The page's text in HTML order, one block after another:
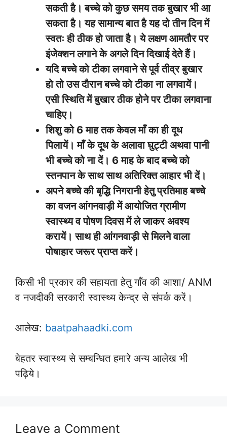
सकती है। बच्चे को कुछ समय तक बुखार भी आ
सकता है। यह सामान्य बात है यह दो तीन दिन में
स्वतः ही ठीक हो जाता है। ये लक्षण आमतौर पर
इंजेक्शन लगाने के अगले दिन दिखाई देते हैं।
यदि बच्चे को टीका लगवाने से पूर्व तीव्र बुखार
हो तो उस दौरान बच्चे को टीका ना लगवायें।
एसी स्थिति में बुखार ठीक होने पर टीका लगवाना
चाहिए।
शिशु को 6 माह तक केवल माँ का ही दूध
पिलायें। माँ के दूध के अलावा घुट्टी अथवा पानी
भी बच्चे को ना दें। 6 माह के बाद बच्चे को
स्तनपान के साथ साथ अतिरिक्त आहार भी दें।
अपने बच्चे की बृद्धि निगरानी हेतु प्रतिमाह बच्चे
का वजन आंगनवाड़ी में आयोजित ग्रामीण
स्वास्थ्य व पोषण दिवस में ले जाकर अवश्य
करायें। साथ ही आंगनवाड़ी से मिलने वाला
पोषाहार जरूर प्राप्त करें।
किसी भी प्रकार की सहायता हेतु गाँव की आशा/ ANM
व नजदीकी सरकारी स्वास्थ्य केन्द्र से संपर्क करें।
आलेख: baatpahaadki.com
बेहतर स्वास्थ्य से सम्बन्धित हमारे अन्य आलेख भी
पढ़िये।
Leave a Comment